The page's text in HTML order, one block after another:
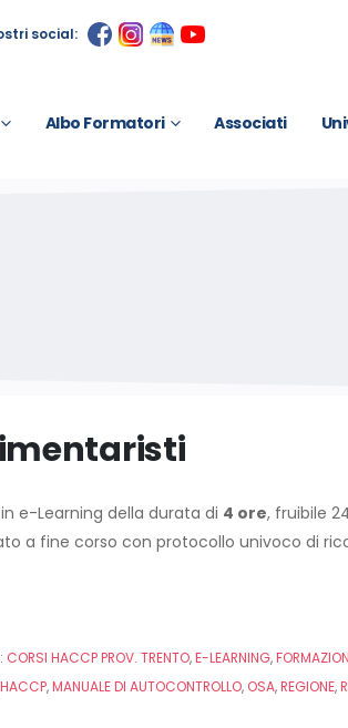
social:
Albo Formatori Associati
e-Learning della durata di 4 ore, fruibile
a fine corso con protocollo univoco di
CORSI HACCP PROV. TRENTO,E-LEARNING,
HACCP,MANUALE DI AUTOCONTROLLO, OSA,REGIONE,